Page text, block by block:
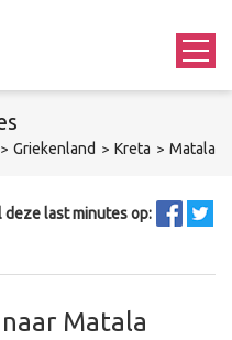
Griekenland Kreta Matala
deze last minutes op:
Matala